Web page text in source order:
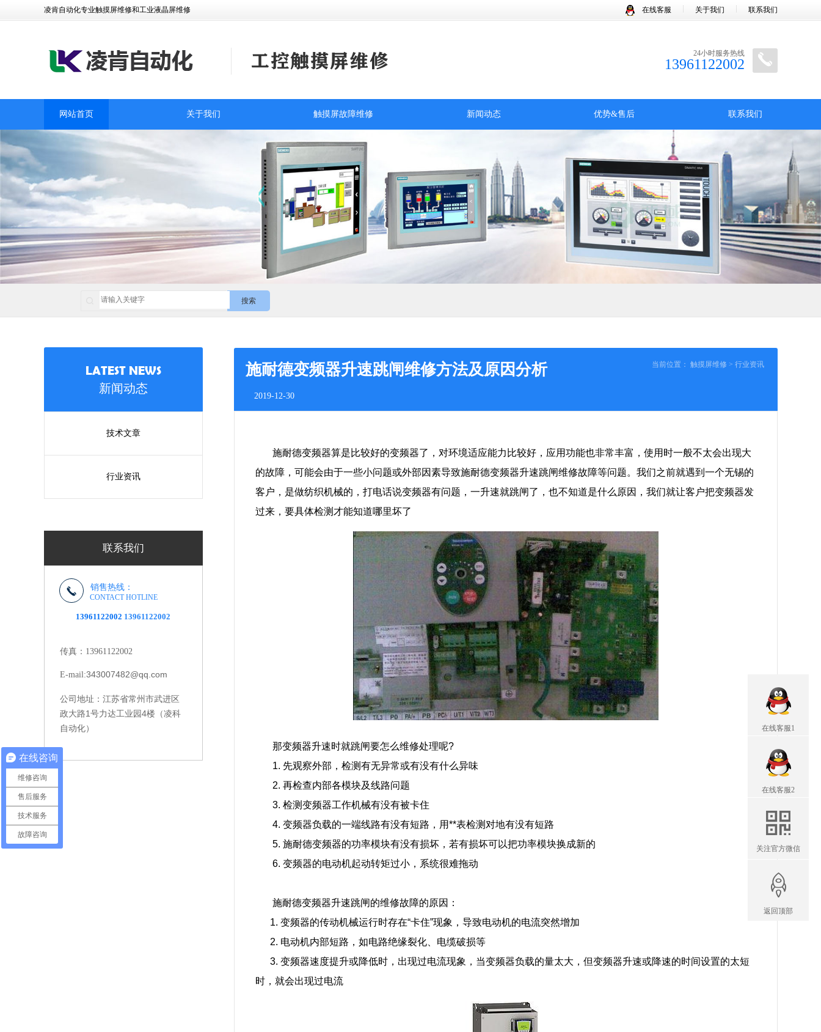
在线客服 关于我们 联系我们
凌肯自动化专业触摸屏维修和工业液晶屏维修
24小时服务热线
13961122002
网站首页 关于我们 触摸屏故障维修 新闻动态 优势&售后 联系我们
搜索
LATEST NEWS
新闻动态
技术文章
行业资讯
联系我们
销售热线：
CONTACT HOTLINE
13961122002 13961122002
传真：13961122002
E-mail:343007482@qq.com
公司地址： 江苏省常州市武进区
政大路1号力达工业园4楼（凌科
自动化）
当前位置： 触摸屏维修 > 行业资讯
施耐德变频器升速跳闸维修方法及原因分析
2019-12-30
施耐德变频器算是比较好的变频器了，对环境适应能力比较好，应用功能也非常丰富，使用时一般不太会出现大
的故障，可能会由于一些小问题或外部因素导致施耐德变频器升速跳闸维修故障等问题。我们之前就遇到一个无锡的
客户，是做纺织机械的，打电话说变频器有问题，一升速就跳闸了，也不知道是什么原因，我们就让客户把变频器发
过来，要具体检测才能知道哪里坏了
那变频器升速时就跳闸要怎么维修处理呢?
1. 先观察外部，检测有无异常或有没有什么异味
2. 再检查内部各模块及线路问题
3. 检测变频器工作机械有没有被卡住
4. 变频器负载的一端线路有没有短路，用**表检测对地有没有短路
5. 施耐德变频器的功率模块有没有损坏，若有损坏可以把功率模块换成新的
6. 变频器的电动机起动转矩过小，系统很难拖动
施耐德变频器升速跳闸的维修故障的原因：
1. 变频器的传动机械运行时存在“卡住”现象，导致电动机的电流突然增加
2. 电动机内部短路，如电路绝缘裂化、电缆破损等
3. 变频器速度提升或降低时，出现过电流现象，当变频器负载的量太大，但变频器升速或降速的时间设置的太短
时，就会出现过电流
在线客服1
在线客服2
关注官方微信
返回顶部
在线咨询
维修咨询
售后服务
技术服务
故障咨询